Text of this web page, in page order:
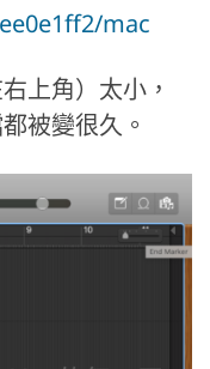
mac
上角）太小，
被變很久。